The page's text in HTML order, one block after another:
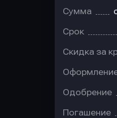
Сумма
Срок
Скидка за
Одобрение
Погашение